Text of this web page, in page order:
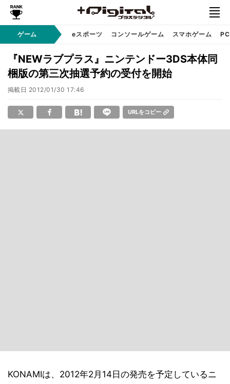
ゲーム eスポーツ コンソールゲーム スマホゲーム
『NEWラブプラス』ニンテンドー3DS本体同
梱版の第三次抽選予約の受付を開始
掲載日 2012/01/30 17:46
URLをコピー
KONAMIは、2012年2月14日の発売を予定しているニ